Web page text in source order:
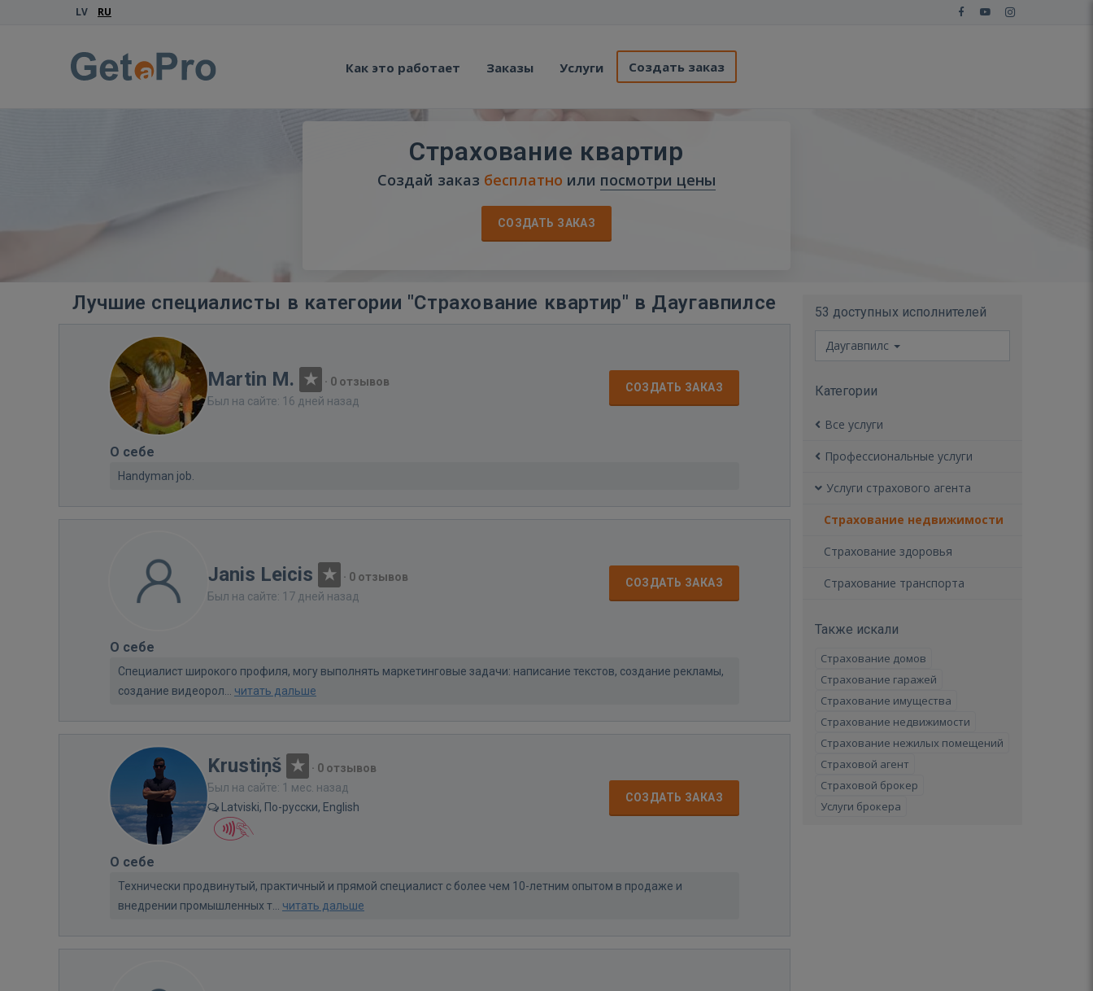
LV RU
Как это работает Заказы Услуги Создать заказ
Страхование квартир
Создай заказ бесплатно или посмотри цены
СОЗДАТЬ ЗАКАЗ
Лучшие специалисты в категории "Страхование квартир" в Даугавпилсе
Martin M. · 0 отзывов
Был на сайте: 16 дней назад
СОЗДАТЬ ЗАКАЗ
О себе
Handyman job.
Janis Leicis · 0 отзывов
Был на сайте: 17 дней назад
СОЗДАТЬ ЗАКАЗ
О себе
Специалист широкого профиля, могу выполнять маркетинговые задачи: написание текстов, создание рекламы,
создание видеорол... читать дальше
Krustiņš · 0 отзывов
Был на сайте: 1 мес. назад
Latviski, По-русски, English
СОЗДАТЬ ЗАКАЗ
О себе
Технически продвинутый, практичный и прямой специалист с более чем 10-летним опытом в продаже и
внедрении промышленных т... читать дальше
53 доступных исполнителей
Даугавпилс
Категории
Все услуги
Профессиональные услуги
Услуги страхового агента
Страхование недвижимости
Страхование здоровья
Страхование транспорта
Также искали
Страхование домов
Страхование гаражей
Страхование имущества
Страхование недвижимости
Страхование нежилых помещений
Страховой агент
Страховой брокер
Услуги брокера